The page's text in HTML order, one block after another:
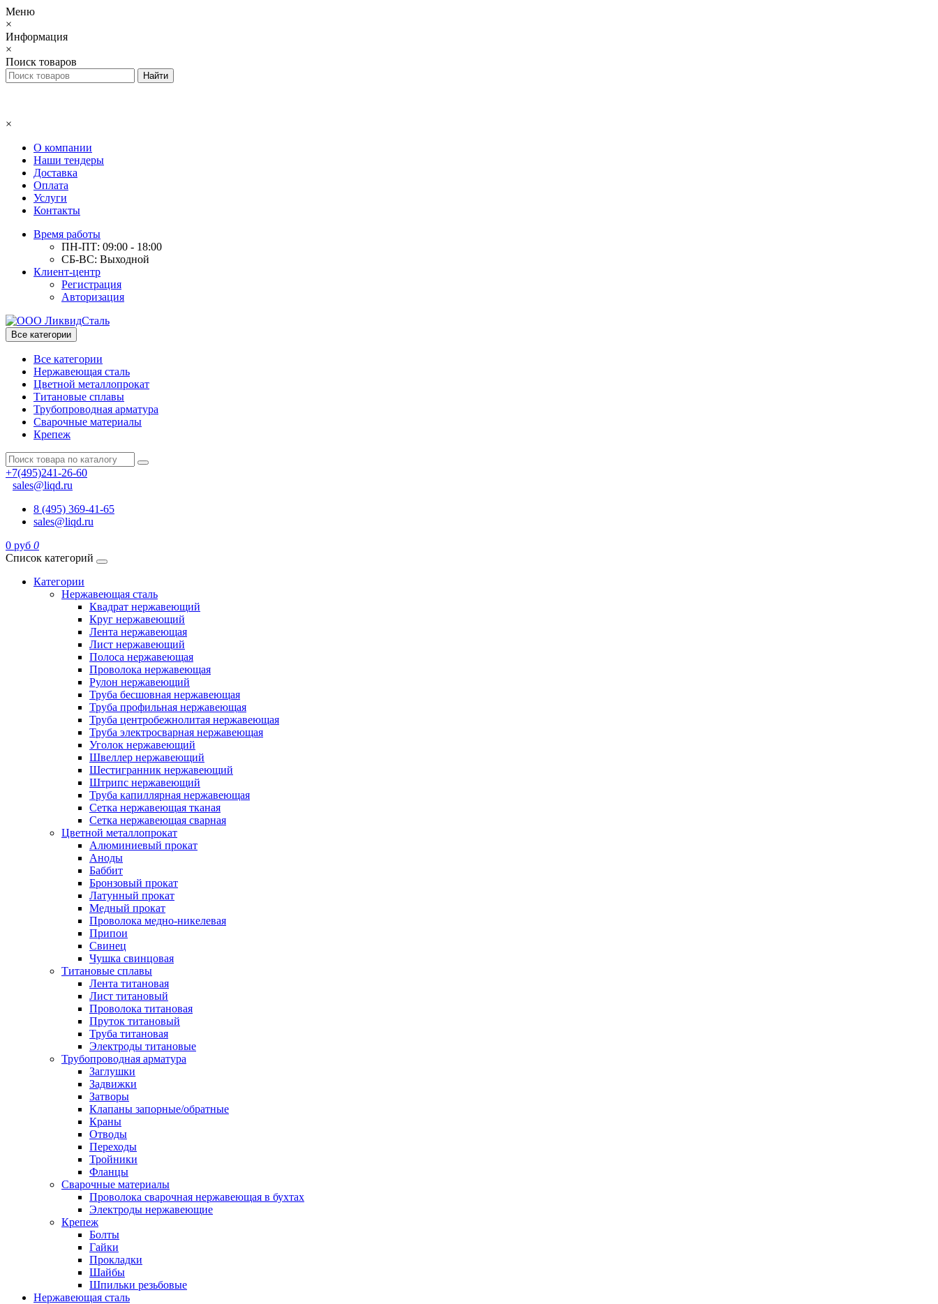
Меню
×
Информация
×
Поиск товаров
×
О компании
Наши тендеры
Доставка
Оплата
Услуги
Контакты
Время работы
ПН-ПТ: 09:00 - 18:00
СБ-ВС: Выходной
Клиент-центр
Регистрация
Авторизация
Все категории
Все категории
Нержавеющая сталь
Цветной металлопрокат
Титановые сплавы
Трубопроводная арматура
Сварочные материалы
Крепеж
+7(495)241-26-60
sales@liqd.ru
8 (495) 369-41-65
sales@liqd.ru
0 руб 0
Список категорий
Категории
Нержавеющая сталь
Квадрат нержавеющий
Круг нержавеющий
Лента нержавеющая
Лист нержавеющий
Полоса нержавеющая
Проволока нержавеющая
Рулон нержавеющий
Труба бесшовная нержавеющая
Труба профильная нержавеющая
Труба центробежнолитая нержавеющая
Труба электросварная нержавеющая
Уголок нержавеющий
Швеллер нержавеющий
Шестигранник нержавеющий
Штрипс нержавеющий
Труба капиллярная нержавеющая
Сетка нержавеющая тканая
Сетка нержавеющая сварная
Цветной металлопрокат
Алюминиевый прокат
Аноды
Баббит
Бронзовый прокат
Латунный прокат
Медный прокат
Проволока медно-никелевая
Припои
Свинец
Чушка свинцовая
Титановые сплавы
Лента титановая
Лист титановый
Проволока титановая
Пруток титановый
Труба титановая
Электроды титановые
Трубопроводная арматура
Заглушки
Задвижки
Затворы
Клапаны запорные/обратные
Краны
Отводы
Переходы
Тройники
Фланцы
Сварочные материалы
Проволока сварочная нержавеющая в бухтах
Электроды нержавеющие
Крепеж
Болты
Гайки
Прокладки
Шайбы
Шпильки резьбовые
Нержавеющая сталь